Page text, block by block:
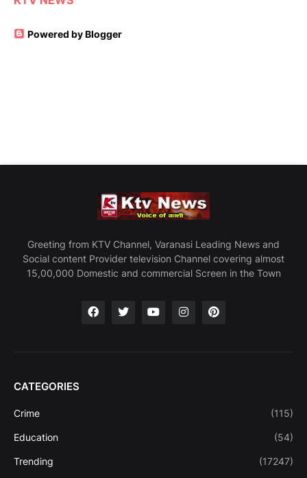
Powered by Blogger
Greeting from KTV Channel, Varanasi Leading News and
Social content Provider television Channel covering almost
15,00,000 Domestic and commercial Screen in the Town
CATEGORIES
Crime (115)
Education (54)
Trending (17247)